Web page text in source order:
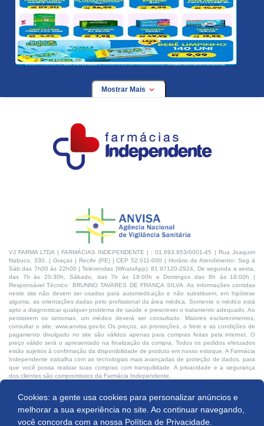
Produto indisponível
Cookies: a gente usa cookies para personalizar anúncios e
melhorar a sua experiência no site. Ao continuar navegando,
você concorda com a nossa Política de Privacidade.
Mostrar Mais
VJ FARMA LTDA | FARMÁCIAS INDEPENDENTE | : 01.693.953/0001-45 | Rua Joaquim
Nabuco, 330, | Graças | Recife (PE) | CEP 52.011-000 | Horário de Atendimento: Seg à
Sáb das 7h00 às 22h00 | Televendas (WhatsApp): 81 97120-2924, De segunda a sexta,
das 7h às 20:30h, Sábado, das 7h às 19:00h e Domingos das 8h às 18:00h |
Responsável Técnico: BRUNNO TAVARES DE FRANÇA SILVA. As informações contidas
neste site não devem ser usadas para automedicação e não substituem, em hipótese
alguma, as orientações dadas pelo profissional da área médica. Somente o médico está
apto a diagnosticar qualquer problema de saúde e prescrever o tratamento adequado. Ao
persistirem os sintomas, um médico deverá ser consultado. Maiores esclarecimentos,
consultar o site: www.anvisa.gov.br. Os preços, as promoções, o frete e as condições de
pagamento divulgado no site são válidos apenas para compras feitas pela internet. O
preço válido será o apresentado na finalização da compra. Todos os pedidos efetuados
estão sujeitos à confirmação da disponibilidade de produto em nosso estoque. A Farmácia
Independente trabalha com as tecnologias mais avançadas de proteção de dados, para
que você possa realizar suas compras com tranquilidade. A privacidade e a segurança
dos clientes são compromissos da Farmácia Independente.
Desenvolvido por: